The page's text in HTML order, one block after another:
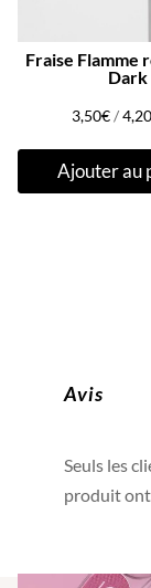
Fraise Flamme
Dark
3,50€/
Ajouter au
Avis
Seuls les
produit ont